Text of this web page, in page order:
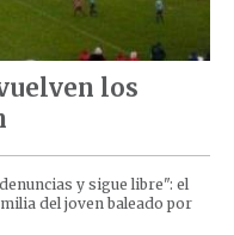
los
y sigue libre": el
del joven baleado por